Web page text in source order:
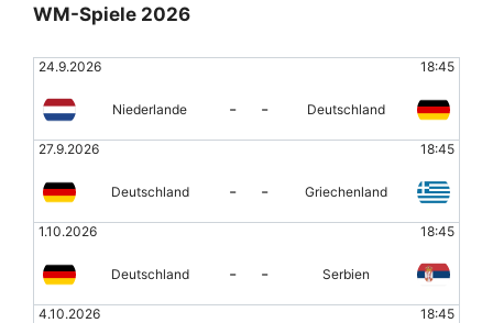
WM-Spiele 2026
24.9.2026 18:45
Niederlande - - Deutschland
27.9.2026 18:45
Deutschland - - Griechenland
1.10.2026 18:45
Deutschland - - Serbien
4.10.2026 18:45